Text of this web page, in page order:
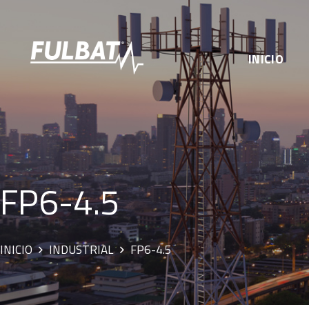
INICIO
FP6-4.5
INICIO INDUSTRIAL FP6-4.5